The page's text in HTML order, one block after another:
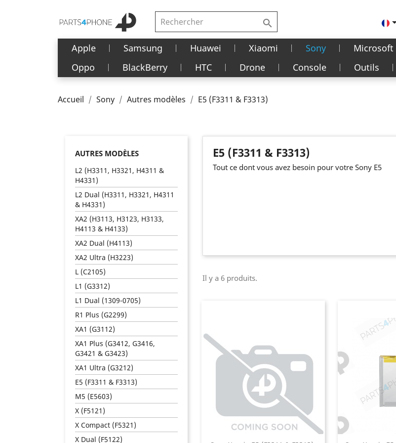

Apple Samsung Huawei Xiaomi Sony
Oppo
BlackBerry HTC Drone Console Outils
Accueil Sony Autres modèles E5 (F3311 & F3313)
AUTRES MODÈLES
L2 (H3311, H3321, H4311 &
H4331)
L2 Dual (H3311, H3321, H4311
& H4331)
XA2 (H3113, H3123, H3133,
H4113 & H4133)
XA2 Dual (H4113)
XA2 Ultra (H3223)
L (C2105)
L1 (G3312)
L1 Dual (1309-0705)
R1 Plus (G2299)
XA1 (G3112)
XA1 Plus (G3412, G3416,
G3421 & G3423)
XA1 Ultra (G3212)
E5 (F3311 & F3313)
M5 (E5603)
X (F5121)
X Compact (F5321)
X Dual (F5122)
E5 (F3311 & F3313)
Tout ce dont vous avez besoin pour votre Sony E5
Il y a 6 produits.